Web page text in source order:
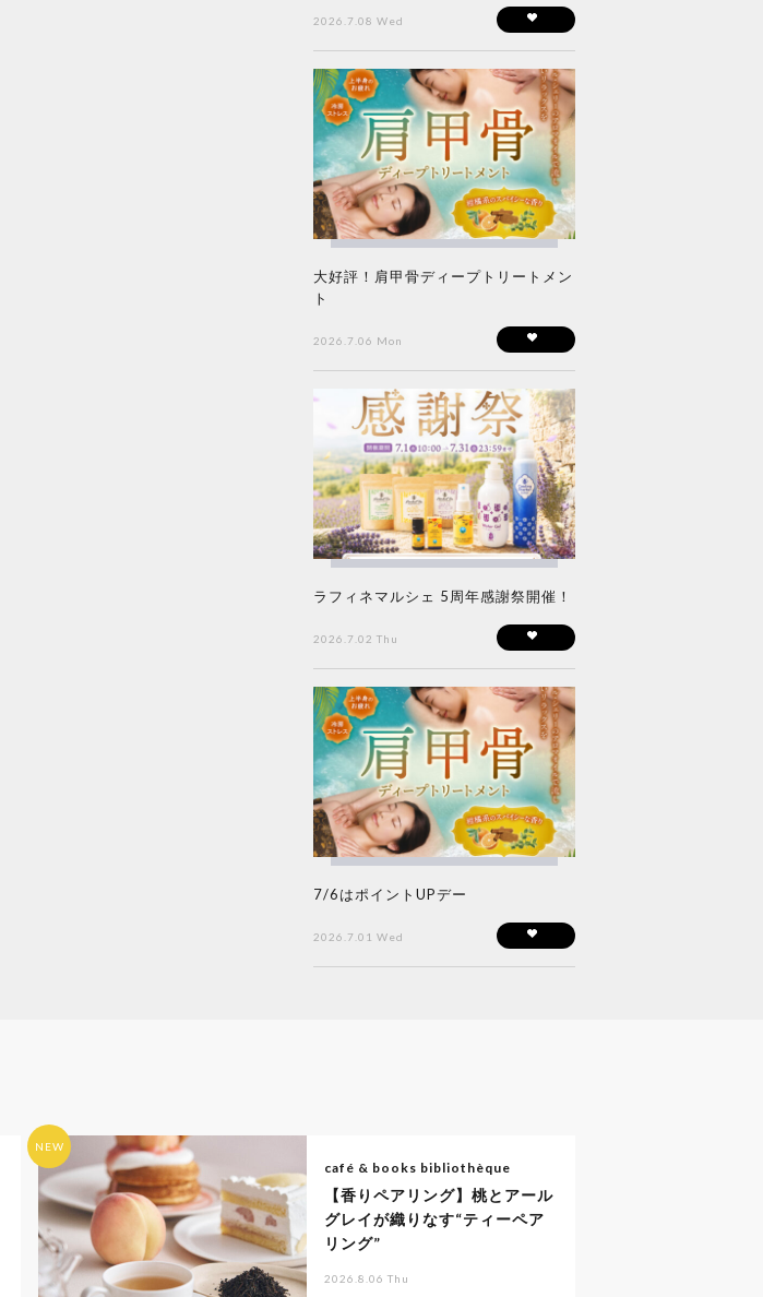
2026.7.08 Wed
大好評！肩甲骨ディープトリートメン
ト
2026.7.06 Mon
ラフィネマルシェ 5周年感謝祭開催！
2026.7.02 Thu
7/6はポイントUPデー
2026.7.01 Wed
NEW
café & books bibliothèque
【香りペアリング】桃とアール
グレイが織りなす“ティーペア
リング”
2026.8.06 Thu